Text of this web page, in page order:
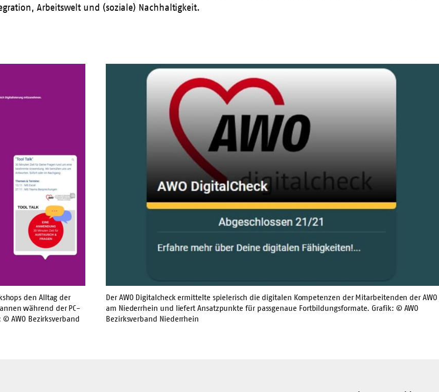
Arbeitswelt und (soziale) Nachhaltigkeit.
den Alltag der
während der PC-
AWO Bezirksverband
Der AWO Digitalcheck ermittelte spielerisch die digitalen Kompetenzen der Mitarbeitenden der AWO
am Niederrhein und liefert Ansatzpunkte für passgenaue Fortbildungsformate. Grafik: © AWO
Bezirksverband Niederrhein